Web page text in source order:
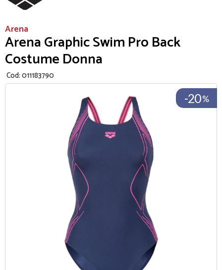
Arena
Arena Graphic Swim Pro Back
Costume Donna
Cod:011183790
-20%